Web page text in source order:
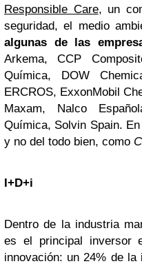
Responsible Care, un
seguridad, el medio
algunas de las
Arkema, CCP
Química, DOW
ERCROS, ExxonMobil
Maxam, Nalco
Química, Solvin Spain.
y no del todo bien, como
I+D+i
Dentro de la industria
es el principal inversor
innovación: un 24% de